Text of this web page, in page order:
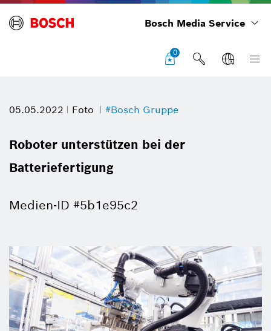
Bosch Media Service
0
05.05.2022 Foto #Bosch Gruppe
Roboter unterstützen bei der
Batteriefertigung
Medien-ID #5b1e95c2